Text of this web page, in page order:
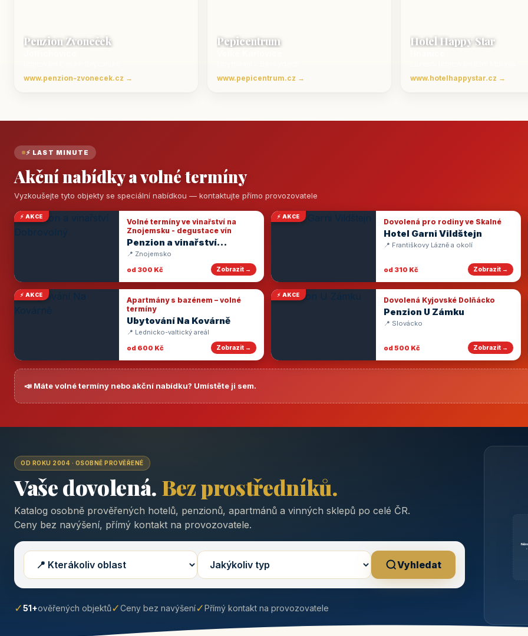
Penzion Zvoneček
www.penzion-zvonecek.cz →
Pepicentrum
www.pepicentrum.cz →
Hotel Happy Star
www.hotelhappystar.cz →
⚡ LAST MINUTE
Akční nabídky a volné termíny
Vyzkoušejte tyto objekty se speciální nabídkou — kontaktujte přímo provozovatele
⚡ AKCE
Volné termíny ve vinařství na
Znojemsku - degustace vín
Penzion a vinařství
Dobrovolný
📍 Znojemsko
od 300 Kč
Zobrazit →
⚡ AKCE
Dovolená pro rodiny ve Skalné
Hotel Garni Vildštejn
📍 Františkovy Lázně a okolí
od 310 Kč Zobrazit →
⚡ AKCE
Apartmány s bazénem – volné
termíny
Ubytování Na Kovárně
📍 Lednicko-valtický areál
od 600 Kč
Zobrazit →
⚡ AKCE
Dovolená Kyjovské Dolňácko
Penzion U Zámku
📍 Slovácko
od 500 Kč Zobrazit →
📣 Máte volné termíny nebo akční nabídku? Umístěte ji sem.
OD ROKU 2004 · OSOBNĚ PROVĚŘENÉ
Vaše dovolená. Bez prostředníků.
Katalog osobně prověřených hotelů, penzionů, apartmánů a vinných sklepů po celé ČR.
Ceny bez navýšení, přímý kontakt na provozovatele.
Vyhledat
✓51+ověřených objektů✓Ceny bez navýšení✓Přímý kontakt na provozovatele